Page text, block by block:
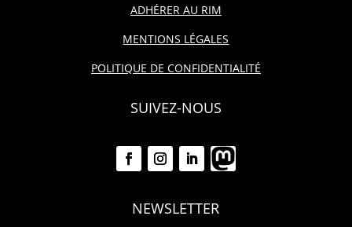
ADHÉRER AU RIM
MENTIONS LÉGALES
POLITIQUE DE CONFIDENTIALITÉ
SUIVEZ-NOUS
NEWSLETTER